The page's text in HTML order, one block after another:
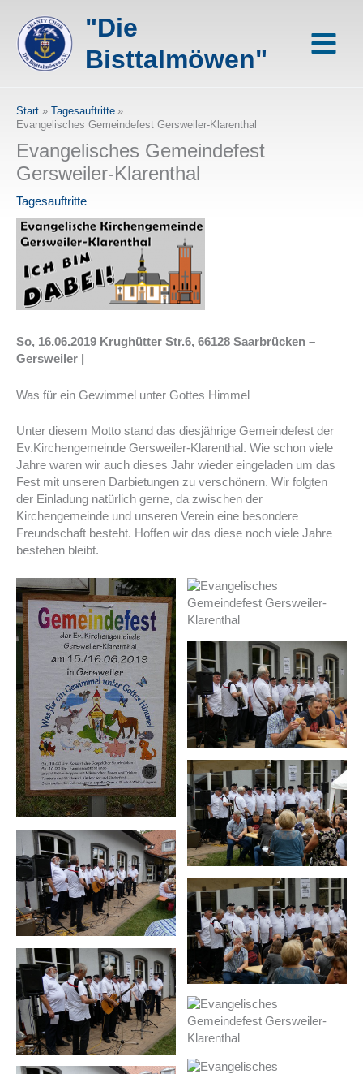
Inhalt
springen
"Die
Bisttalmöwen"
Start
Tagesauftritte
Evangelisches Gemeindefest Gersweiler-Klarenthal
Evangelisches Gemeindefest
Gersweiler-Klarenthal
Tagesauftritte
So, 16.06.2019 Krughütter Str.6, 66128 Saarbrücken –
Gersweiler |
Was für ein Gewimmel unter Gottes Himmel
Unter diesem Motto stand das diesjährige Gemeindefest der
Ev.Kirchengemeinde Gersweiler-Klarenthal. Wie schon viele
Jahre waren wir auch dieses Jahr wieder eingeladen um das
Fest mit unseren Darbietungen zu verschönern. Wir folgten
der Einladung natürlich gerne, da zwischen der
Kirchengemeinde und unseren Verein eine besondere
Freundschaft besteht. Hoffen wir das diese noch viele Jahre
bestehen bleibt.